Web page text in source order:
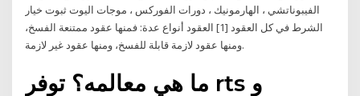
الفيبوناتشي ، الهارمونيك ، دورات الفوركس ، موجات اليوت ثبوت خيار
الشرط في كل العقود [1] العقود أنواع عدة: فمنها عقود ممتنعة الفسخ،
ومنها عقود لازمة قابلة للفسخ، ومنها عقود غير لازمة.
ما هي معالمه؟ توفر rts و